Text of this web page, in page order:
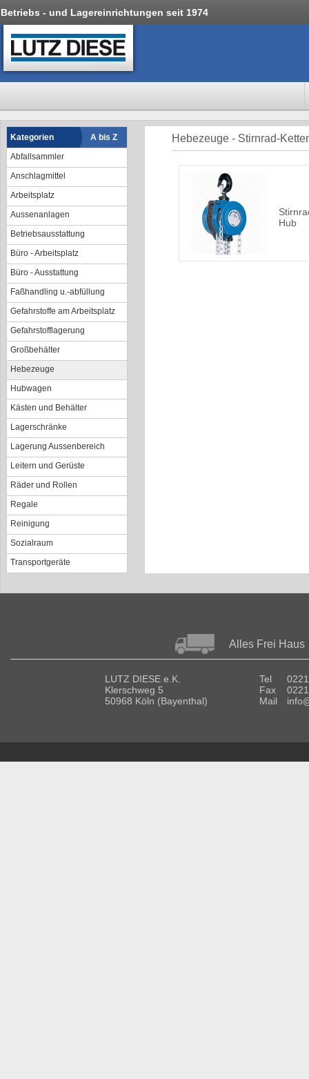
Betriebs - und Lagereinrichtungen seit 1974
Kategorien
A bis Z
Abfallsammler
Anschlagmittel
Arbeitsplatz
Aussenanlagen
Betriebsausstattung
Büro - Arbeitsplatz
Büro - Ausstattung
Faßhandling u.-abfüllung
Gefahrstoffe am Arbeitsplatz
Gefahrstofflagerung
Großbehälter
Hebezeuge
Hubwagen
Kästen und Behälter
Lagerschränke
Lagerung Aussenbereich
Leitern und Gerüste
Räder und Rollen
Regale
Reinigung
Sozialraum
Transportgeräte
Hebezeuge - Stirnrad-
Hub
Alles Frei Haus
LUTZ DIESE e.K.
Klerschweg 5
50968 Köln (Bayenthal)
Tel
Fax
Mail